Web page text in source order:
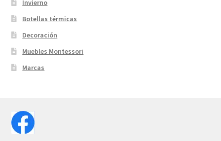
Invierno
Botellas térmicas
Decoración
Muebles Montessori
Marcas